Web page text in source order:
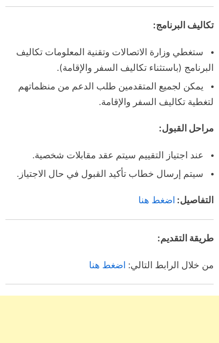
تكاليف البرنامج:
ستغطي وزارة الاتصالات وتقنية المعلومات تكاليف
البرنامج (باستثناء تكاليف السفر والإقامة).
يمكن لجميع المتقدمين طلب الدعم من منظماتهم
لتغطية تكاليف السفر والإقامة.
مراحل القبول:
عند اجتياز التقييم سيتم عقد مقابلات شخصية.
سيتم إرسال خطاب تأكيد القبول في حال الاجتياز.
التفاصيل: اضغط هنا
طريقة التقديم:
من خلال الرابط التالي: اضغط هنا